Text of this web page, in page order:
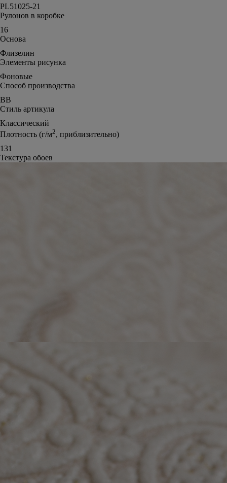
PL51025-21
Рулонов в коробке
16
Основа
Флизелин
Элементы рисунка
Фоновые
Способ производства
ВВ
Стиль артикула
Классический
Плотность (г/м2, приблизительно)
131
Текстура обоев